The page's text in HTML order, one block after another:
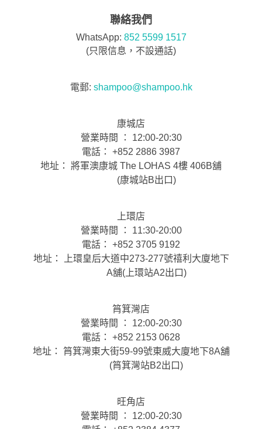
聯絡我們
WhatsApp: 852 5599 1517
(只限信息，不設通話)
電郵: shampoo@shampoo.hk
康城店
營業時間 ： 12:00-20:30
電話： +852 2886 3987
地址： 將軍澳康城 The LOHAS 4樓 406B舖
(康城站B出口)
上環店
營業時間 ： 11:30-20:00
電話： +852 3705 9192
地址： 上環皇后大道中273-277號禧利大廈地下
A舖(上環站A2出口)
筲箕灣店
營業時間 ： 12:00-20:30
電話： +852 2153 0628
地址： 筲箕灣東大街59-99號東威大廈地下8A舖
(筲箕灣站B2出口)
旺角店
營業時間 ： 12:00-20:30